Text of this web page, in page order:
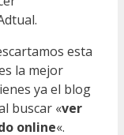
esta
la mejor
ya el blog
buscar «ver
online«.